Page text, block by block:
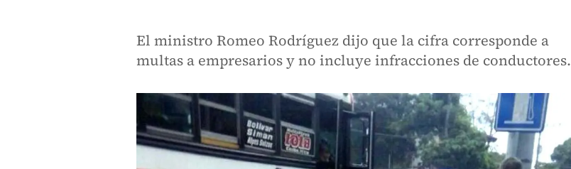
El ministro Romeo Rodríguez dijo que la cifra corresponde a
multas a empresarios y no incluye infracciones de conductores.